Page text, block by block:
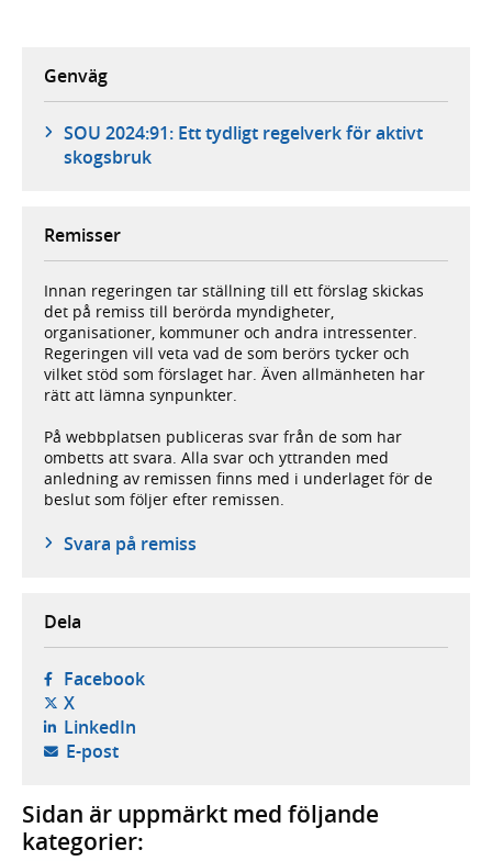
Genväg
SOU 2024:91: Ett tydligt regelverk för aktivt
skogsbruk
Remisser
Innan regeringen tar ställning till ett förslag skickas
det på remiss till berörda myndigheter,
organisationer, kommuner och andra intressenter.
Regeringen vill veta vad de som berörs tycker och
vilket stöd som förslaget har. Även allmänheten har
rätt att lämna synpunkter.
På webbplatsen publiceras svar från de som har
ombetts att svara. Alla svar och yttranden med
anledning av remissen finns med i underlaget för de
beslut som följer efter remissen.
Svara på remiss
Dela
Facebook- öppnas i ny flik, extern webbplats,
X- öppnas i ny flik, extern webbplats,
LinkedIn- öppnas i ny flik, extern webbplats,
E-post- öppnar din e-postklient,
Sidan är uppmärkt med följande
kategorier: